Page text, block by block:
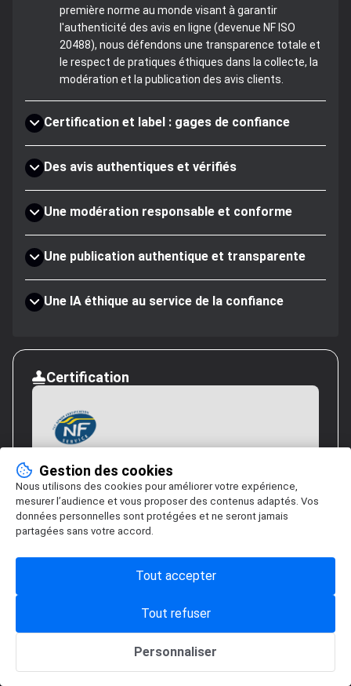
première norme au monde visant à garantir
l'authenticité des avis en ligne (devenue NF ISO
20488), nous défendons une transparence totale et
le respect de pratiques éthiques dans la collecte, la
modération et la publication des avis clients.
Certification et label : gages de confiance
Des avis authentiques et vérifiés
Une modération responsable et conforme
Une publication authentique et transparente
Une IA éthique au service de la confiance
Certification
pour le traitement des "avis en ligne" : "collecte,
modération et restitution des avis".
En savoir plus
Avis soumis à un contrôle.
Gestion des cookies
Nous utilisons des cookies pour améliorer votre expérience,
mesurer l’audience et vous proposer des contenus adaptés. Vos
données personnelles sont protégées et ne seront jamais
partagées sans votre accord.
Personnaliser
Tout refuser
Tout accepter